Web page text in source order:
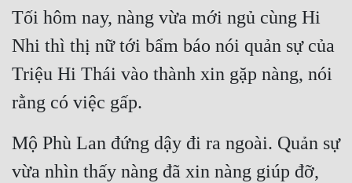
Tối hôm nay, nàng vừa mới ngủ cùng Hi
Nhi thì thị nữ tới bẩm báo nói quản sự của
Triệu Hi Thái vào thành xin gặp nàng, nói
rằng có việc gấp.
Mộ Phù Lan đứng dậy đi ra ngoài. Quản sự
vừa nhìn thấy nàng đã xin nàng giúp đỡ,